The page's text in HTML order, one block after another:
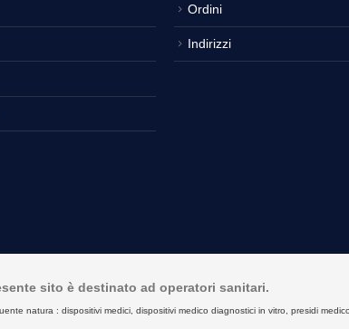
Ordini
Indirizzi
sito è destinato ad operatori sanitari.
natura : dispositivi medici, dispositivi medico diagnostici in vitro, presidi